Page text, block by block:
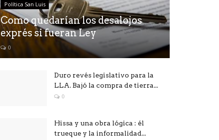
Política San Luis
Como quedarían los desalojos
exprés si fueran Ley
0
Duro revés legislativo para la
LLA. Bajó la compra de tierra...
0
Hissa y una obra lógica : él
trueque y la informalidad...